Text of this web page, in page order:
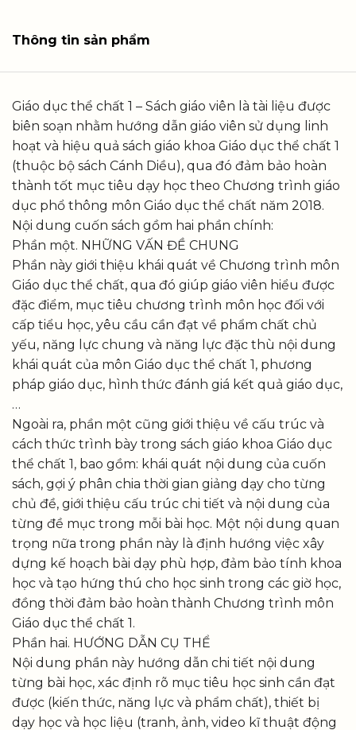
Thông tin sản phẩm
Giáo dục thể chất 1 – Sách giáo viên là tài liệu được
biên soạn nhằm hướng dẫn giáo viên sử dụng linh
hoạt và hiệu quả sách giáo khoa Giáo dục thể chất 1
(thuộc bộ sách Cánh Diều), qua đó đảm bảo hoàn
thành tốt mục tiêu dạy học theo Chương trình giáo
dục phổ thông môn Giáo dục thể chất năm 2018.
Nội dung cuốn sách gồm hai phần chính:
Phần một. NHỮNG VẤN ĐỀ CHUNG
Phần này giới thiệu khái quát về Chương trình môn
Giáo dục thể chất, qua đó giúp giáo viên hiểu được
đặc điểm, mục tiêu chương trình môn học đối với
cấp tiểu học, yêu cầu cần đạt về phẩm chất chủ
yếu, năng lực chung và năng lực đặc thù nội dung
khái quát của môn Giáo dục thể chất 1, phương
pháp giáo dục, hình thức đánh giá kết quả giáo dục,
…
Ngoài ra, phần một cũng giới thiệu về cấu trúc và
cách thức trình bày trong sách giáo khoa Giáo dục
thể chất 1, bao gồm: khái quát nội dung của cuốn
sách, gợi ý phân chia thời gian giảng dạy cho từng
chủ đề, giới thiệu cấu trúc chi tiết và nội dung của
từng đề mục trong mỗi bài học. Một nội dung quan
trọng nữa trong phần này là định hướng việc xây
dựng kế hoạch bài dạy phù hợp, đảm bảo tính khoa
học và tạo hứng thú cho học sinh trong các giờ học,
đồng thời đảm bảo hoàn thành Chương trình môn
Giáo dục thể chất 1.
Phần hai. HƯỚNG DẪN CỤ THỂ
Nội dung phần này hướng dẫn chi tiết nội dung
từng bài học, xác định rõ mục tiêu học sinh cần đạt
được (kiến thức, năng lực và phẩm chất), thiết bị
dạy học và học liệu (tranh, ảnh, video kĩ thuật động